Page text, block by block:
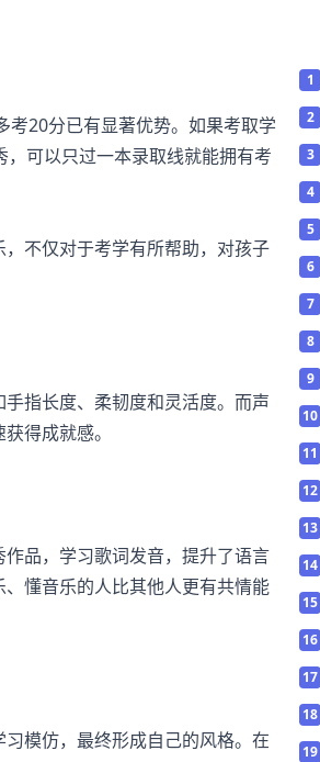
20分已有显著优势。如果考取学
可以只过一本录取线就能拥有考
不仅对于考学有所帮助，对孩子
指长度、柔韧度和灵活度。而声
得成就感。
品，学习歌词发音，提升了语言
懂音乐的人比其他人更有共情能
模仿，最终形成自己的风格。在
1
2
3
4
5
6
7
8
9
10
11
12
13
14
15
16
17
18
19